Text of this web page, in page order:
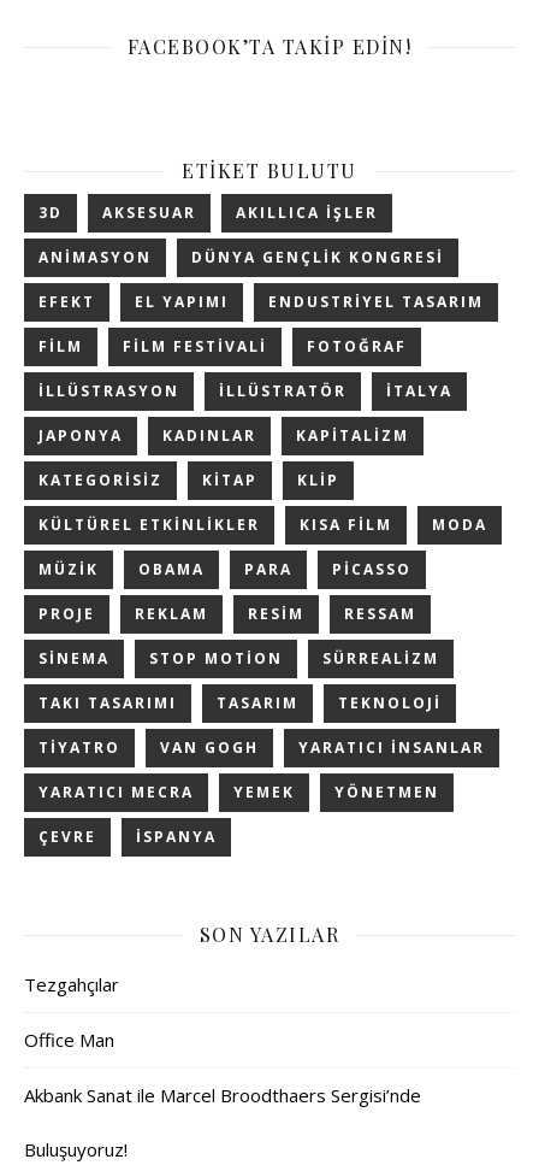
FACEBOOK’TA TAKIP EDIN!
ETIKET BULUTU
3D AKSESUAR AKILLICA IŞLER
ANIMASYON DÜNYA GENÇLIK KONGRESI
EFEKT EL YAPIMI ENDUSTRIYEL TASARIM
FILM FILM FESTIVALI FOTOĞRAF
ILLÜSTRASYON ILLÜSTRATÖR ITALYA
JAPONYA KADINLAR KAPITALIZM
KATEGORISIZ KITAP KLIP
KÜLTÜREL ETKINLIKLER KISA FILM MODA
MÜZIK OBAMA PARA PICASSO
PROJE REKLAM RESIM RESSAM
SINEMA STOP MOTION SÜRREALIZM
TAKI TASARIMI TASARIM TEKNOLOJI
TIYATRO VAN GOGH YARATICI INSANLAR
YARATICI MECRA YEMEK YÖNETMEN
ÇEVRE İSPANYA
SON YAZILAR
Tezgahçılar
Office Man
Akbank Sanat ile Marcel Broodthaers Sergisi’nde
Buluşuyoruz!